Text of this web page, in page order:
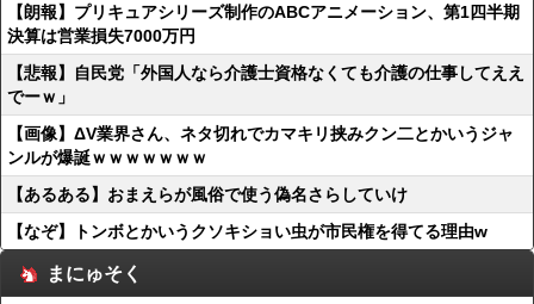
【朗報】プリキュアシリーズ制作のABCアニメーション、第1四半期
決算は営業損失7000万円
【悲報】自民党「外国人なら介護士資格なくても介護の仕事してええ
でーｗ」
【画像】ΔV業界さん、ネタ切れでカマキリ挟みクン二とかいうジャ
ンルが爆誕ｗｗｗｗｗｗｗ
【あるある】おまえらが風俗で使う偽名さらしていけ
【なぞ】トンボとかいうクソキショい虫が市民権を得てる理由w
まにゅそく